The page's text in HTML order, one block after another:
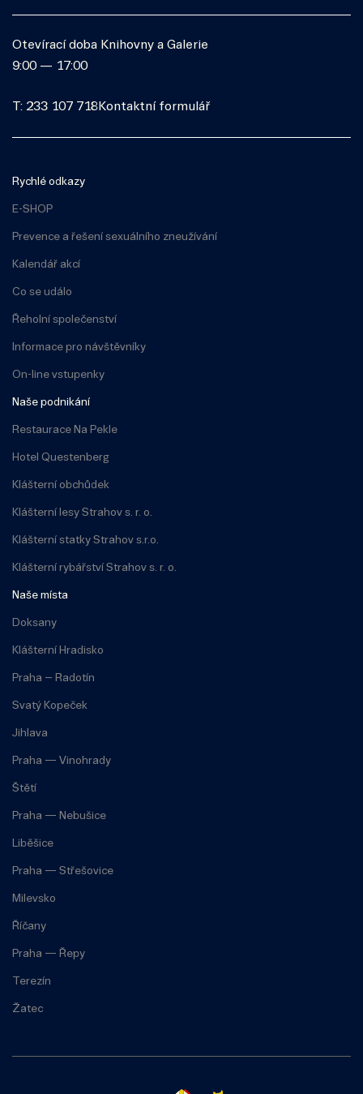
Otevírací doba Knihovny a Galerie
9:00 — 17:00
T: 233 107 718 Kontaktní formulář
Rychlé odkazy
E-SHOP
Prevence a řešení sexuálního zneužívání
Kalendář akcí
Co se událo
Řeholní společenství
Informace pro návštěvníky
On-line vstupenky
Naše podnikání
Restaurace Na Pekle
Hotel Questenberg
Klášterní obchůdek
Klášterní lesy Strahov s. r. o.
Klášterní statky Strahov s.r.o.
Klášterní rybářství Strahov s. r. o.
Naše místa
Doksany
Klášterní Hradisko
Praha – Radotín
Svatý Kopeček
Jihlava
Praha — Vinohrady
Štětí
Praha — Nebušice
Liběšice
Praha — Střešovice
Milevsko
Říčany
Praha — Řepy
Terezín
Žatec